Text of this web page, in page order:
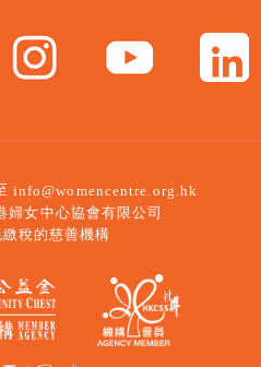
info@womencentre.org.hk
婦女中心協會有限公司
稅的慈善機構